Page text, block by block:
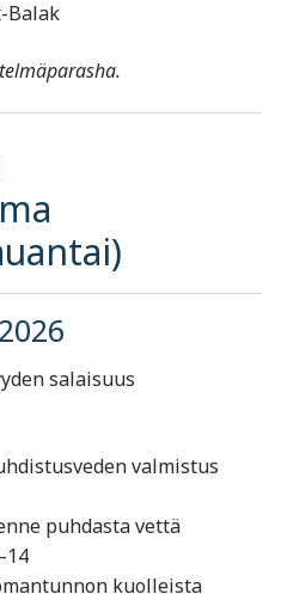
Balak
salaisuus
valmistus
puhdasta vettä
kuolleista